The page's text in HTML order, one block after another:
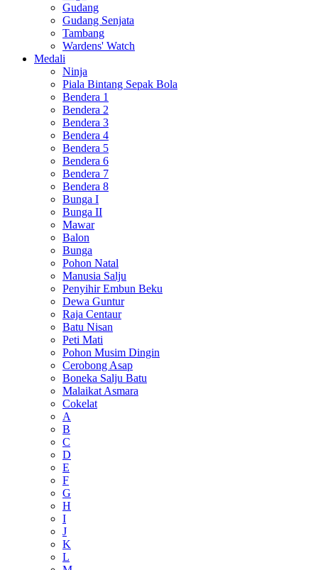
Gudang
Gudang Senjata
Tambang
Wardens' Watch
Medali
Ninja
Piala Bintang Sepak Bola
Bendera 1
Bendera 2
Bendera 3
Bendera 4
Bendera 5
Bendera 6
Bendera 7
Bendera 8
Bunga I
Bunga II
Mawar
Balon
Bunga
Pohon Natal
Manusia Salju
Penyihir Embun Beku
Dewa Guntur
Raja Centaur
Batu Nisan
Peti Mati
Pohon Musim Dingin
Cerobong Asap
Boneka Salju Batu
Malaikat Asmara
Cokelat
A
B
C
D
E
F
G
H
I
J
K
L